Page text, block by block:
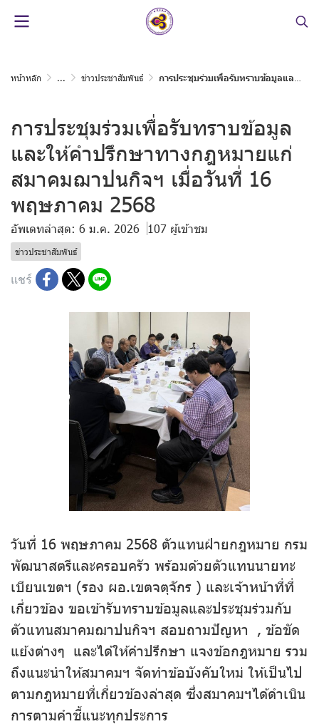
หน้าหลัก ... ข่าวประชาสัมพันธ์ การประชุมร่วมเพื่อรับทราบข้อมูลและให้คำปรึกษาทางกฎหมายแก่สมาคมฌาปนกิจฯ เมื่อวันที่ 16 พฤษภาคม 2568
การประชุมร่วมเพื่อรับทราบข้อมูล
และให้คำปรึกษาทางกฎหมายแก่
สมาคมฌาปนกิจฯ เมื่อวันที่ 16
พฤษภาคม 2568
อัพเดทล่าสุด: 6 ม.ค. 2026 107 ผู้เข้าชม
ข่าวประชาสัมพันธ์
แชร์
วันที่ 16 พฤษภาคม 2568 ตัวแทนฝ่ายกฎหมาย กรม
พัฒนาสตรีและครอบครัว พร้อมด้วยตัวแทนนายทะ
เบียนเขตฯ (รอง ผอ.เขตจตุจักร ) และเจ้าหน้าที่ที่
เกี่ยวข้อง ขอเข้ารับทราบข้อมูลและประชุมร่วมกับ
ตัวแทนสมาคมฌาปนกิจฯ สอบถามปัญหา , ข้อขัด
แย้งต่างๆ และได้ให้คำปรึกษา แจงข้อกฎหมาย รวม
ถึงแนะนำให้สมาคมฯ จัดทำข้อบังคับใหม่ ให้เป็นไป
ตามกฎหมายที่เกี่ยวข้องล่าสุด ซึ่งสมาคมฯได้ดำเนิน
การตามคำชี้แนะทุกประการ